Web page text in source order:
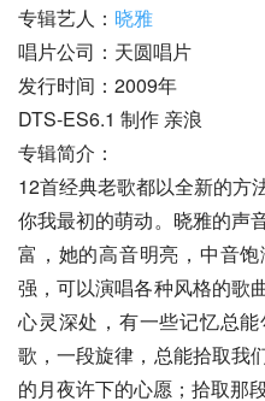
专辑艺人： 晓雅
唱片公司：天圆唱片
发行时间：2009年
DTS-ES6.1 制作 亲浪
专辑简介：
12首经典老歌都以全新的方
你我最初的萌动。晓雅的声
富，她的高音明亮，中音
强，可以演唱各种风格的歌
心灵深处，有一些记忆总
歌，一段旋律，总能拾取我
的月夜许下的心愿；拾取那